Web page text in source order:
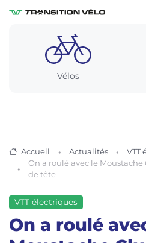
Vélos
Accueil Actualités
VTT
On a roulé avec le Moustache
de tête
VTT électriques
On a roulé